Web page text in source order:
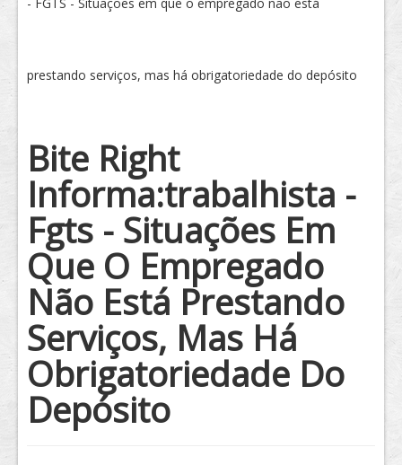
prestando serviços, mas há obrigatoriedade do depósito
Bite Right
Informa:trabalhista -
Fgts - Situações Em
Que O Empregado
Não Está Prestando
Serviços, Mas Há
Obrigatoriedade Do
Depósito